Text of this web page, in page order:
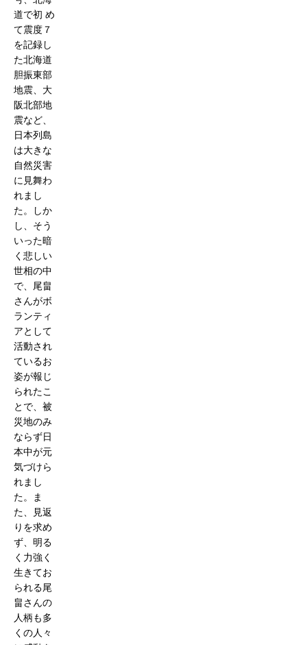
道で初 め
て震度７
を記録し
た北海道
胆振東部
地震、大
阪北部地
震など、
日本列島
は大きな
自然災害
に見舞わ
れまし
た。しか
し、そう
いった暗
く悲しい
世相の中
で、尾畠
さんがボ
ランティ
アとして
活動され
ているお
姿が報じ
られたこ
とで、被
災地のみ
ならず日
本中が元
気づけら
れまし
た。ま
た、見返
りを求め
ず、明る
く力強く
生きてお
られる尾
畠さんの
人柄も多
くの人々